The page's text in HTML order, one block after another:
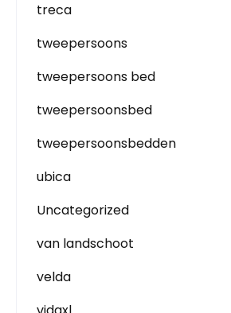
treca
tweepersoons
tweepersoons bed
tweepersoonsbed
tweepersoonsbedden
ubica
Uncategorized
van landschoot
velda